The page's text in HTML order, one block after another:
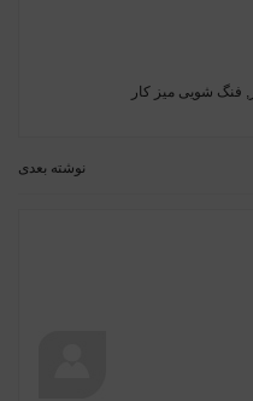
, فنگ شویی میز کار
نوشته بعدی